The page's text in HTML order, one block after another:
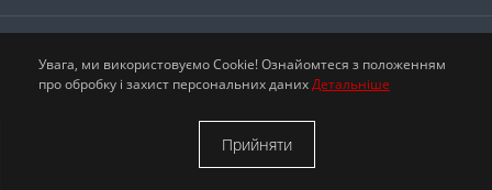
Увага, ми використовуємо Cookie! Ознайомтеся з положенням
про обробку і захист персональних данихДетальніше
Прийняти